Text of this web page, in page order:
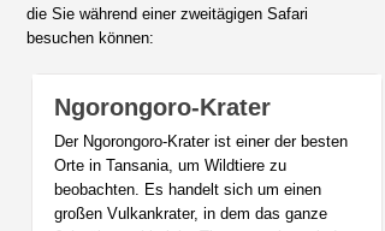
die Sie während einer zweitägigen Safari
besuchen können:
Ngorongoro-Krater
Der Ngorongoro-Krater ist einer der besten
Orte in Tansania, um Wildtiere zu
beobachten. Es handelt sich um einen
großen Vulkankrater, in dem das ganze